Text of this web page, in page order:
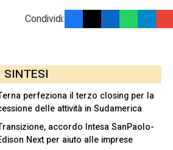
Condividi:
SINTESI
perfeziona il terzo closing per la
delle attività in Sudamerica
accordo Intesa SanPaolo-
Next per aiuto alle imprese